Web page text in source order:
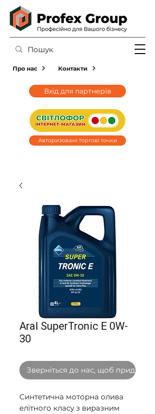
Про нас Контакти
Вхід для партнерів
Авторизовані торгові точки
Aral SuperTronic E 0W-
30
Зверніться до нас, щоб придбати
Синтетична моторна олива
елітного класу з виразним